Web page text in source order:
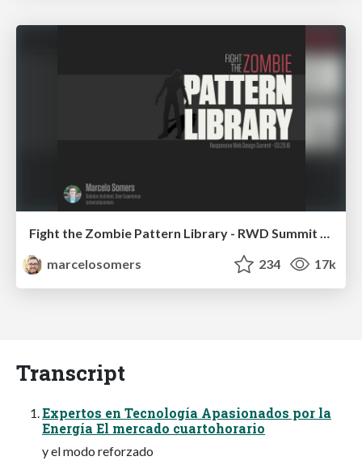
marcelosomers
234 17k
Transcript
Expertos en Tecnología Apasionados por la
Energía El mercado cuartohorario
y el modo reforzado